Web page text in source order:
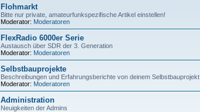
Flohmarkt
Bitte nur private, amateurfunkspezifische Artikel einstellen!
Moderator: Moderatoren
FlexRadio 6000er Serie
Austausch über SDR der 3. Generation
Moderator: Moderatoren
Selbstbauprojekte
Beschreibungen und Erfahrungsberichte von deinem Selbstbauprojekt
Moderator: Moderatoren
Administration
Neuigkeiten der Admins